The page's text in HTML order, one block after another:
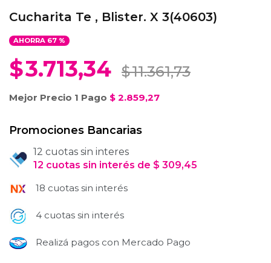
Cucharita Te , Blister. X 3(40603)
AHORRA 67%
$3.713,34 $11.361,73
Mejor Precio 1 Pago $ 2.859,27
Promociones Bancarias
12 cuotas sin interes
12 cuotas sin interés de $ 309,45
18 cuotas sin interés
4 cuotas sin interés
Realizá pagos con Mercado Pago